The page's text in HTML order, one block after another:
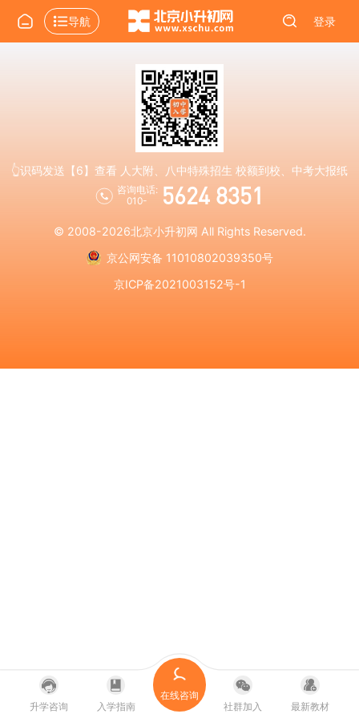
导航 登录
👆识码发送【6】查看 人大附、八中特殊招生 校额到校、中考大报纸
咨询电话:
010-
5624 8351
© 2008-2026北京小升初网 All Rights Reserved.
京公网安备 11010802039350号
京ICP备2021003152号-1
升学咨询 入学指南
在线咨询
社群加入
最新教材